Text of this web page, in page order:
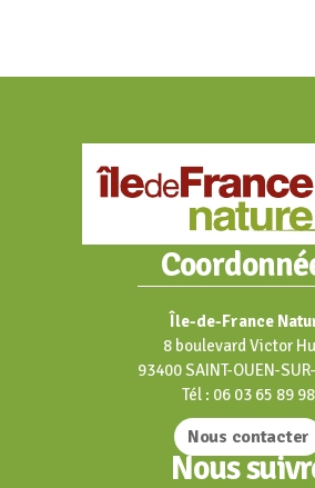
Île-de-France
8 boulevard Victor
93400 SAINT-OUEN-
Tél : 06 03 65 89 98
Nous contacter
Nous